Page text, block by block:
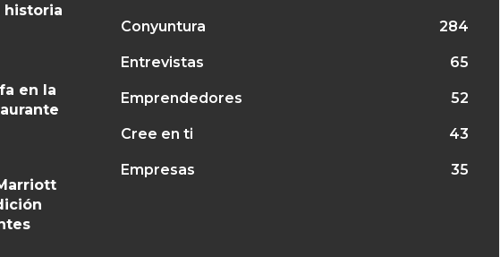
historia
en la
Conyuntura 284
Entrevistas 65
Emprendedores 52
Cree en ti 43
Empresas 35